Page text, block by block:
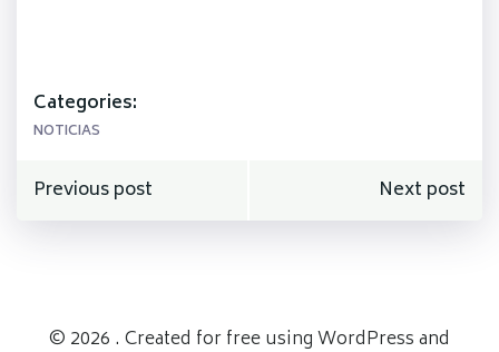
Categories:
NOTICIAS
Navegación
Previous post
Navegación
Next post
© 2026 . Created for free using WordPress and